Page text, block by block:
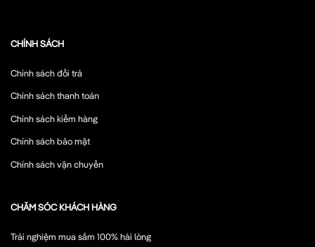
CHÍNH SÁCH
Chính sách đổi trả
Chính sách thanh toán
Chính sách kiểm hàng
Chính sách bảo mật
Chính sách vận chuyển
CHĂM SÓC KHÁCH HÀNG
Trải nghiệm mua sắm 100% hài lòng